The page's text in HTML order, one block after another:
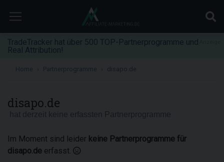
TradeTracker hat über 500 TOP-Partnerprogramme und
Real Attribution!
Home Partnerprogramme
disapo.de
Im Moment sind leider keine Partnerprogramme für
disapo.de erfasst.